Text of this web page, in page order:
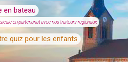
notre quiz pour les enfants
en partenariat avec nos traiteurs régionaux
en bateau